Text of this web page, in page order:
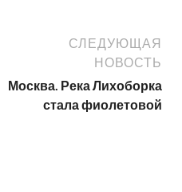
СЛЕДУЮЩАЯ
НОВОСТЬ
Москва. Река Лихоборка
стала фиолетовой